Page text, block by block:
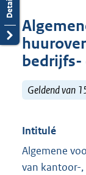
bedrijfs-
Geldend van
Intitulé
Algemene
van kantoor-